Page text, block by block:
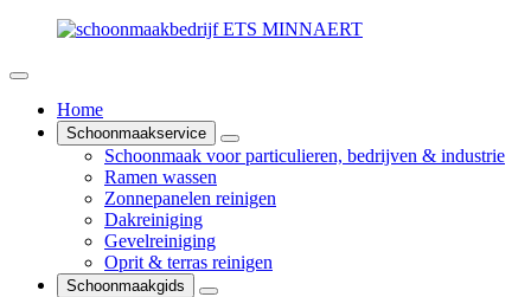
Home
Schoonmaakservice
Schoonmaak voor particulieren, bedrijven & industrie
Ramen wassen
Zonnepanelen reinigen
Dakreiniging
Gevelreiniging
Oprit & terras reinigen
Schoonmaakgids